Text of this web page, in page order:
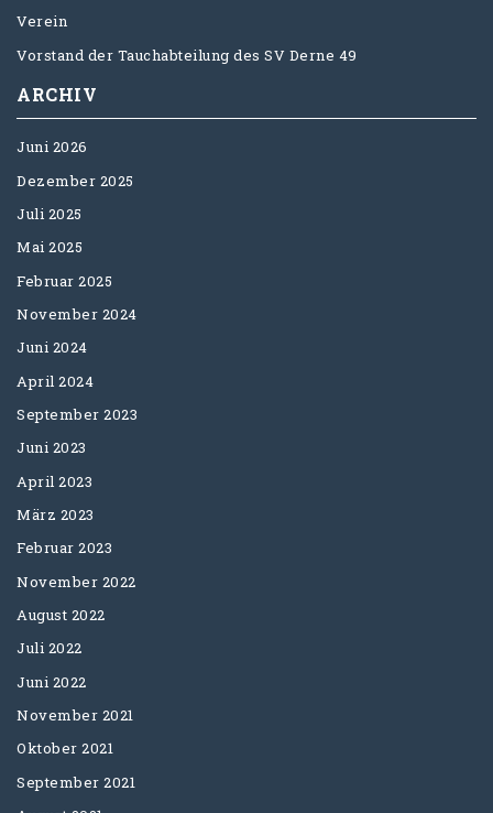
Verein
Vorstand der Tauchabteilung des SV Derne 49
ARCHIV
Juni 2026
Dezember 2025
Juli 2025
Mai 2025
Februar 2025
November 2024
Juni 2024
April 2024
September 2023
Juni 2023
April 2023
März 2023
Februar 2023
November 2022
August 2022
Juli 2022
Juni 2022
November 2021
Oktober 2021
September 2021